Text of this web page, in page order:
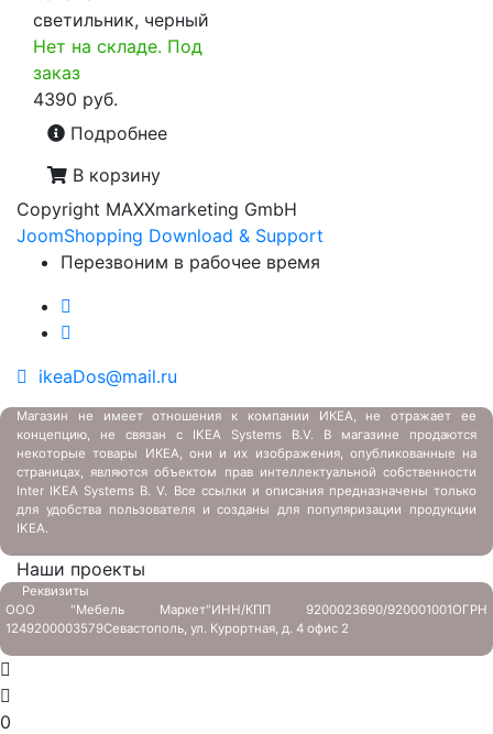
светильник, черный
Нет на складе. Под
заказ
4390 руб.
Подробнее
В корзину
Copyright MAXXmarketing GmbH
JoomShopping Download & Support
Перезвоним в рабочее время
ikeaDos@mail.ru
Магазин не имеет отношения к компании ИКЕА, не отражает ее
концепцию, не связан с IKEA Systems B.V. В магазине продаются
некоторые товары ИКЕА, они и их изображения, опубликованные на
страницах, являются объектом прав интеллектуальной собственности
Inter IKEA Systems B. V. Все ссылки и описания предназначены только
для удобства пользователя и созданы для популяризации продукции
IKEA.
Наши проекты
Реквизиты
ООО "Мебель Маркет"ИНН/КПП 9200023690/920001001ОГРН
1249200003579Севастополь, ул. Курортная, д. 4 офис 2
0